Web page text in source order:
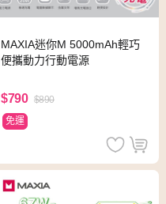
MAXIA迷你M 5000mAh輕巧
便攜動力行動電源
$790 $890
免運